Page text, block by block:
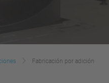
Fabricación por adición